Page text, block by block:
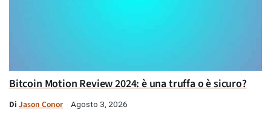
Bitcoin Motion Review 2024: è una truffa o è sicuro?
Di Jason Conor Agosto 3, 2026